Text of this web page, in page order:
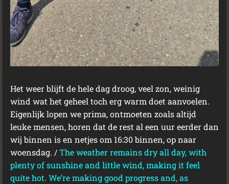
Het weer blijft de hele dag droog, veel zon, weinig
wind wat het geheel toch erg warm doet aanvoelen.
Eigenlijk lopen we prima, ontmoeten zoals altijd
leuke mensen, horen dat de rest al een uur eerder dan
wij binnen is en netjes om 16:30 binnen, op naar
woensdag. /The weather remains dry all day, with
plenty of sunshine and little wind, making it feel
quite hot. We’re making good progress and, as